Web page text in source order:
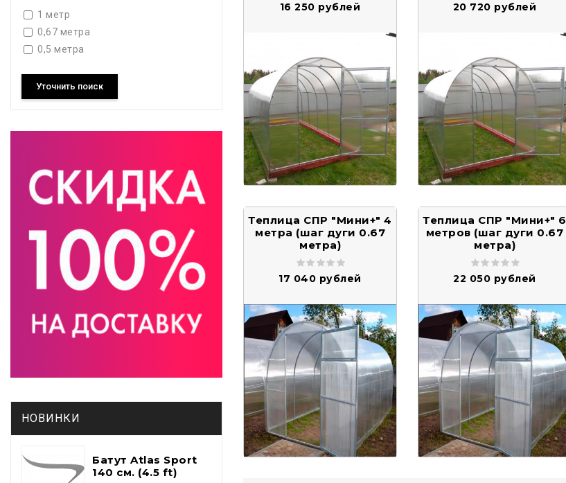
1 метр
0,67 метра
0,5 метра
Уточнить поиск
НОВИНКИ
Батут Atlas Sport
140 см. (4.5 ft)
16 250 рублей 20 720 рублей
Теплица СПР "Мини+" 4
метра (шаг дуги 0.67
метра)
17 040 рублей
Теплица СПР "Мини+" 6
метров (шаг дуги 0.67
метра)
22 050 рублей